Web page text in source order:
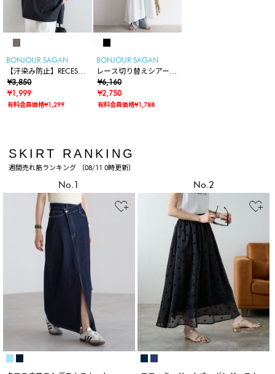
BONJOUR SAGAN
【汗染み防止】RECESS
フォトTシャツ
¥3,850
¥1,999
有料会員価格¥1,299
BONJOUR SAGAN
レース切り替えシアーキ
ャミワンピース
¥6,160
¥2,750
有料会員価格¥1,788
SKIRT RANKING
週間売れ筋ランキング 〔08/11 0時更新〕
No.1 No.2